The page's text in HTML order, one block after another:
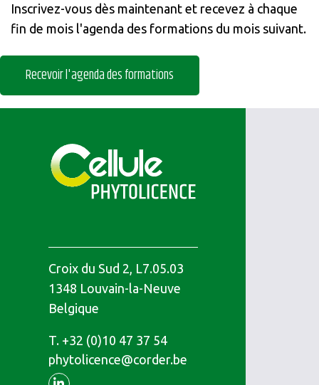
Inscrivez-vous dès maintenant et recevez à chaque
fin de mois l'agenda des formations du mois suivant.
Recevoir l'agenda des formations
Croix du Sud 2, L7.05.03
1348 Louvain-la-Neuve
Belgique
T.Téléphone
+32 (0)10 47 37 54
phytolicence@corder.be